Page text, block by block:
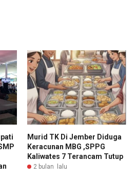
Murid TK Di Jember Diduga
Keracunan MBG ,SPPG
Kaliwates 7 Terancam Tutup
2 bulan lalu